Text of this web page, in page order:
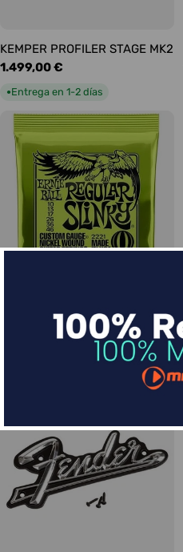
KEMPER PROFILER STAGE MK2
Precio
habitual
1.499,00 €
●Entrega en 1-2 días
Slinky Regular 10-46